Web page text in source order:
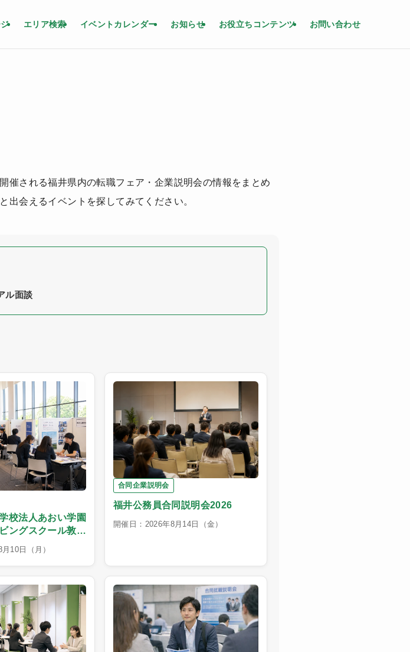
エリア検索 イベントカレンダー お知らせ お役立ちコンテンツ お問い合わせ
催される福井県内の転職フェア・企業説明会の情報をまとめ
出会えるイベントを探してみてください。
ル面談
校法人あおい学園
ングスクール敦賀
10日（月）
合同企業説明会
福井公務員合同説明会2026
開催日：2026年8月14日（金）